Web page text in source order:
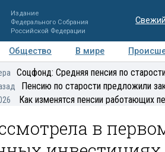
Издание
Федерального Собрания
Российской Федерации
Общество В мире
Регионы Медиацентр
Соцфонд: Средняя пенсия по
Пенсию по старости предложили
Как изменятся пенсии работающих
в